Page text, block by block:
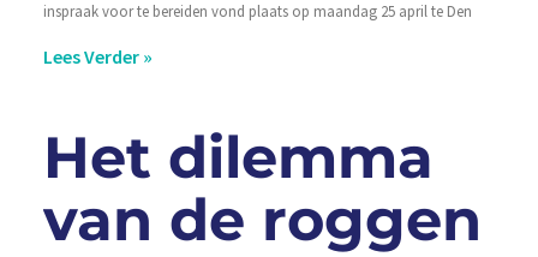
inspraak voor te bereiden vond plaats op maandag 25 april te Den
Lees Verder »
Het dilemma
van de roggen